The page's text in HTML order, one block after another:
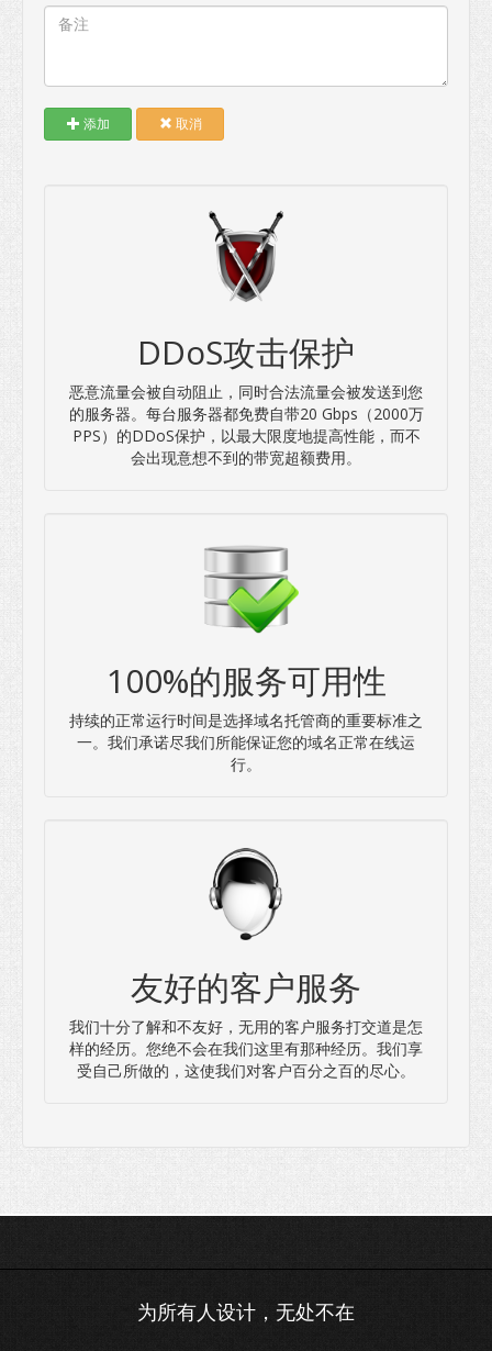
添加 取消
DDoS攻击保护
恶意流量会被自动阻止，同时合法流量会被发送到您
的服务器。每台服务器都免费自带20 Gbps（2000万
PPS）的DDoS保护，以最大限度地提高性能，而不
会出现意想不到的带宽超额费用。
100%的服务可用性
持续的正常运行时间是选择域名托管商的重要标准之
一。我们承诺尽我们所能保证您的域名正常在线运
行。
友好的客户服务
我们十分了解和不友好，无用的客户服务打交道是怎
样的经历。您绝不会在我们这里有那种经历。我们享
受自己所做的，这使我们对客户百分之百的尽心。